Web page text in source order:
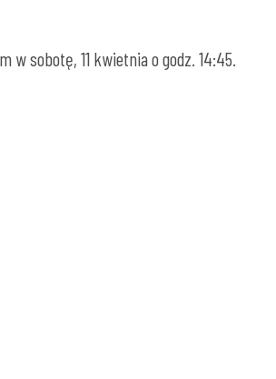
sobotę, 11 kwietnia o godz. 14:45.